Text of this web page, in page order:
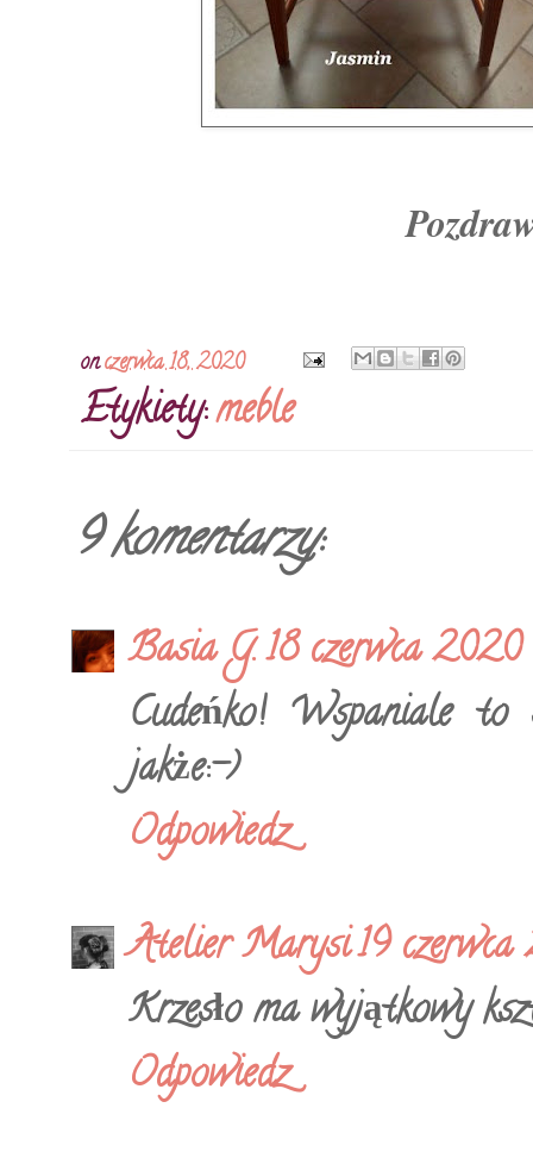
onczerwca 18, 2020
Etykiety:meble
9 komentarzy:
Basia G.18 czerwca 2020
Cudeńko! Wspaniale
jakże:-)
Odpowiedz
Atelier Marysi19
Krzesło ma wyjątkowy
Odpowiedz